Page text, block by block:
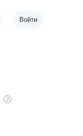
Войти